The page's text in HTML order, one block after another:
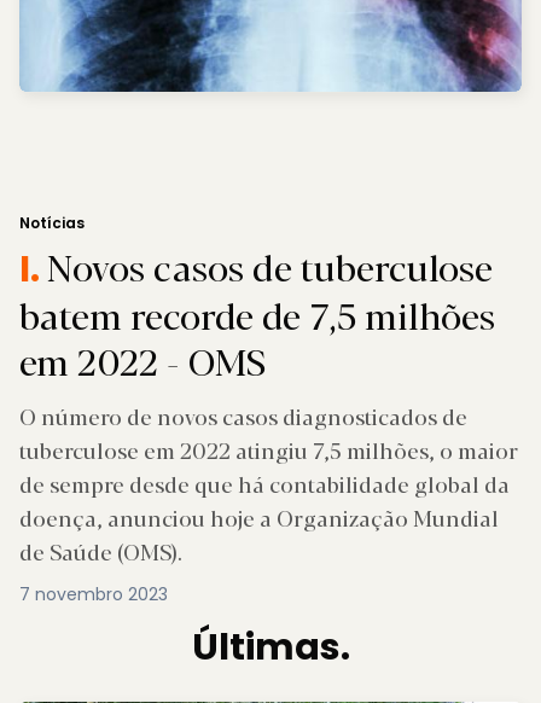
Notícias
I.Novos casos de tuberculose
batem recorde de 7,5 milhões
em 2022 - OMS
O número de novos casos diagnosticados de
tuberculose em 2022 atingiu 7,5 milhões, o maior
de sempre desde que há contabilidade global da
doença, anunciou hoje a Organização Mundial
de Saúde (OMS).
7 novembro 2023
Últimas.